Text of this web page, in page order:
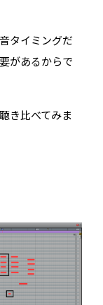
タイミングだ
があるからで
き比べてみま